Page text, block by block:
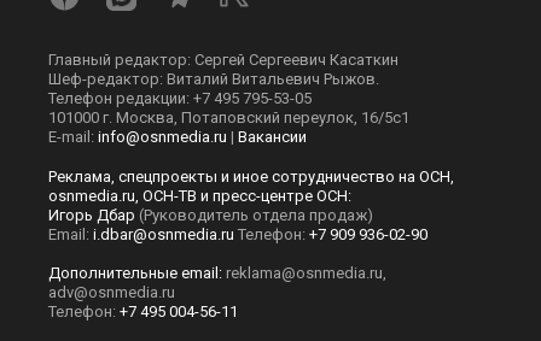
Главный редактор: Сергей Сергеевич Касаткин
Шеф-редактор: Виталий Витальевич Рыжов.
Телефон редакции: +7 495 795-53-05
101000 г. Москва, Потаповский переулок, 16/5с1
E-mail: info@osnmedia.ru | Вакансии
Реклама, спецпроекты и иное сотрудничество на ОСН,
osnmedia.ru, ОСН-ТВ и пресс-центре ОСН:
Игорь Дбар (Руководитель отдела продаж)
Email: i.dbar@osnmedia.ru Телефон: +7 909 936-02-90
Дополнительные email: reklama@osnmedia.ru,
adv@osnmedia.ru
Телефон: +7 495 004-56-11